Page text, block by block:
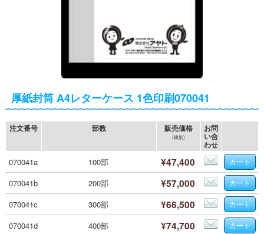
厚紙封筒 A4レターケース 1色印刷070041
注文番号 部数 販売価格
(税別)
お問
い合
わせ
070041a 100部 ¥47,400
070041b 200部 ¥57,000
070041c 300部 ¥66,500
070041d 400部 ¥74,700